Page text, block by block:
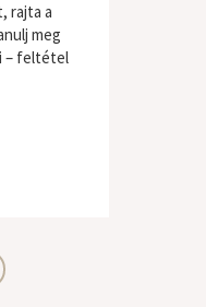
rajta a
meg
– feltétel